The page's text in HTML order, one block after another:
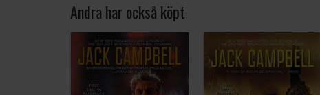
Andra har också köpt